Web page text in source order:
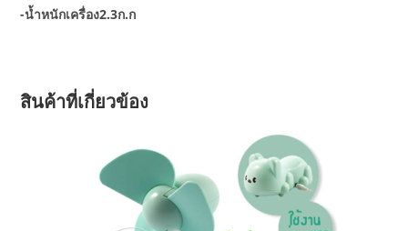
-น้ำหนักเครื่อง2.3ก.ก
สินค้าที่เกี่ยวข้อง